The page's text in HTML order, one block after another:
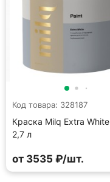
Код товара: 328187
Краска Milq Extra White
2,7 л
от 3535 ₽/шт.